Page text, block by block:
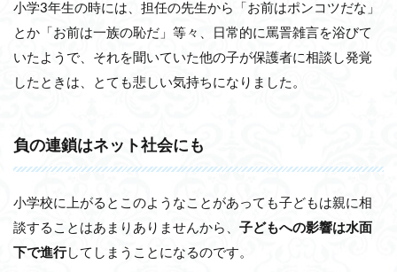
小学3年生の時には、担任の先生から「お前はポンコツだな」
とか「お前は一族の恥だ」等々、日常的に罵詈雑言を浴びて
いたようで、それを聞いていた他の子が保護者に相談し発覚
したときは、とても悲しい気持ちになりました。
負の連鎖はネット社会にも
小学校に上がるとこのようなことがあっても子どもは親に相
談することはあまりありませんから、 子どもへの影響は水面
下で進行してしまうことになるのです。